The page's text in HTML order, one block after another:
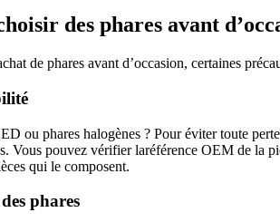
des phares avant
de phares avant d’occasion, certaines
ou phares halogènes ? Pour éviter toute
Vous pouvez vérifier laréférence OEM de la
qui le composent.
phares